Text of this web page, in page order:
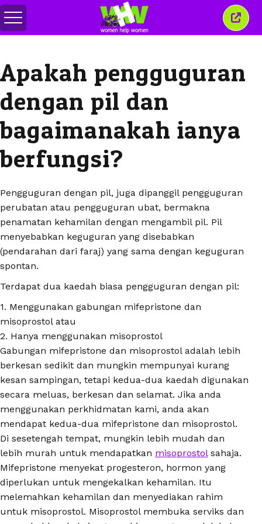
Togol
menu
Apakah pengguguran
dengan pil dan
bagaimanakah ianya
berfungsi?
Pengguguran dengan pil, juga dipanggil pengguguran
perubatan atau pengguguran ubat, bermakna
penamatan kehamilan dengan mengambil pil. Pil
menyebabkan keguguran yang disebabkan
(pendarahan dari faraj) yang sama dengan keguguran
spontan.
Terdapat dua kaedah biasa pengguguran dengan pil:
1. Menggunakan gabungan mifepristone dan
misoprostol atau
2. Hanya menggunakan misoprostol
Gabungan mifepristone dan misoprostol adalah lebih
berkesan sedikit dan mungkin mempunyai kurang
kesan sampingan, tetapi kedua-dua kaedah digunakan
secara meluas, berkesan dan selamat. Jika anda
menggunakan perkhidmatan kami, anda akan
mendapat kedua-dua mifepristone dan misoprostol.
Di sesetengah tempat, mungkin lebih mudah dan
lebih murah untuk mendapatkan misoprostolsahaja.
Mifepristone menyekat progesteron, hormon yang
diperlukan untuk mengekalkan kehamilan. Itu
melemahkan kehamilan dan menyediakan rahim
untuk misoprostol. Misoprostol membuka serviks dan